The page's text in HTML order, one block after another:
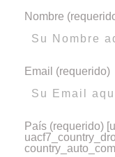
Nombre
Email (requerido)
País (requerido)